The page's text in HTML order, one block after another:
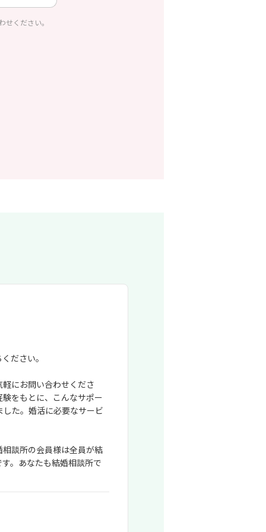
ください。
ださい。
にお問い合わせくださ
をもとに、こんなサポー
た。婚活に必要なサービ
談所の会員様は全員が結
。あなたも結婚相談所で